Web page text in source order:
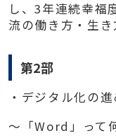
し、3年連続幸福
流の働き方・生き
第2部
・デジタル化の
～「Word 」って